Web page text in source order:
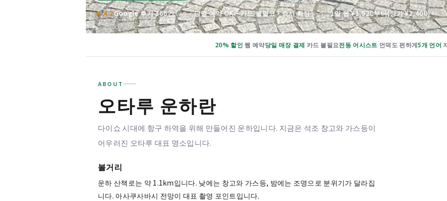
★ 4.2Google 후기 366건 ／ 당일 예약 OK・카드 불필요・즉시 확정 ／ 1일 웹 ¥1,920부터(정가 ¥2,400)
20% 할인 웹 예약당일 매장 결제 카드 불필요전동 어시스트 언덕도 편하게5개 언어
ABOUT
오타루 운하란
다이쇼 시대에 항구 하역을 위해 만들어진 운하입니다. 지금은 석조 창고와 가스등이
어우러진 오타루 대표 명소입니다.
볼거리
운하 산책로는 약 1.1km입니다. 낮에는 창고와 가스등, 밤에는 조명으로 분위기가 달라집
니다. 아사쿠사바시 전망이 대표 촬영 포인트입니다.